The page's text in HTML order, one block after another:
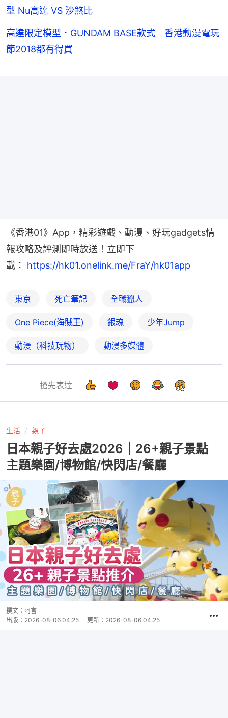
型 Nu高達 VS 沙煞比
高達限定模型．GUNDAM BASE款式 香港動漫電玩
節2018都有得買
《香港01》App，精彩遊戲、動漫、好玩gadgets情
報攻略及評測即時放送！立即下
載： https://hk01.onelink.me/FraY/hk01app
東京 死亡筆記 全職獵人
One Piece(海賊王) 銀魂 少年Jump
動漫（科技玩物） 動漫多媒體
搶先表達
生活 親子
日本親子好去處2026｜26+親子景點
主題樂園/博物館/快閃店/餐廳
撰文： 阿言
出版： 2026-08-06 04:25 更新： 2026-08-06 04:25